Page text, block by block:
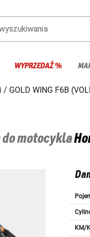
WYPRZEDAŻ %
GOLD WING F6B
do motocykla
KM/